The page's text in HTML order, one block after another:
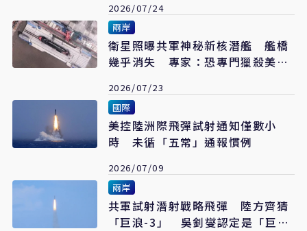
2026/07/24
兩岸
衛星照曝共軍神秘新核潛艦 艦橋
幾乎消失 專家：恐專門獵殺美航
2026/07/23
國際
美控陸洲際飛彈試射通知僅數小
時 未循「五常」通報慣例
2026/07/09
兩岸
共軍試射潛射戰略飛彈 陸方齊猜
「巨浪-3」 吳釗燮認定是「巨